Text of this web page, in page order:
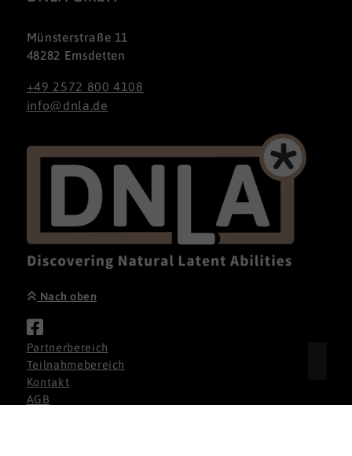
Münsterstraße 11
48282 Emsdetten
+49 2572 800 4108
info@dnla.de
Nach oben
Partnerbereich
Teilnahmebereich
Kontakt
AGB